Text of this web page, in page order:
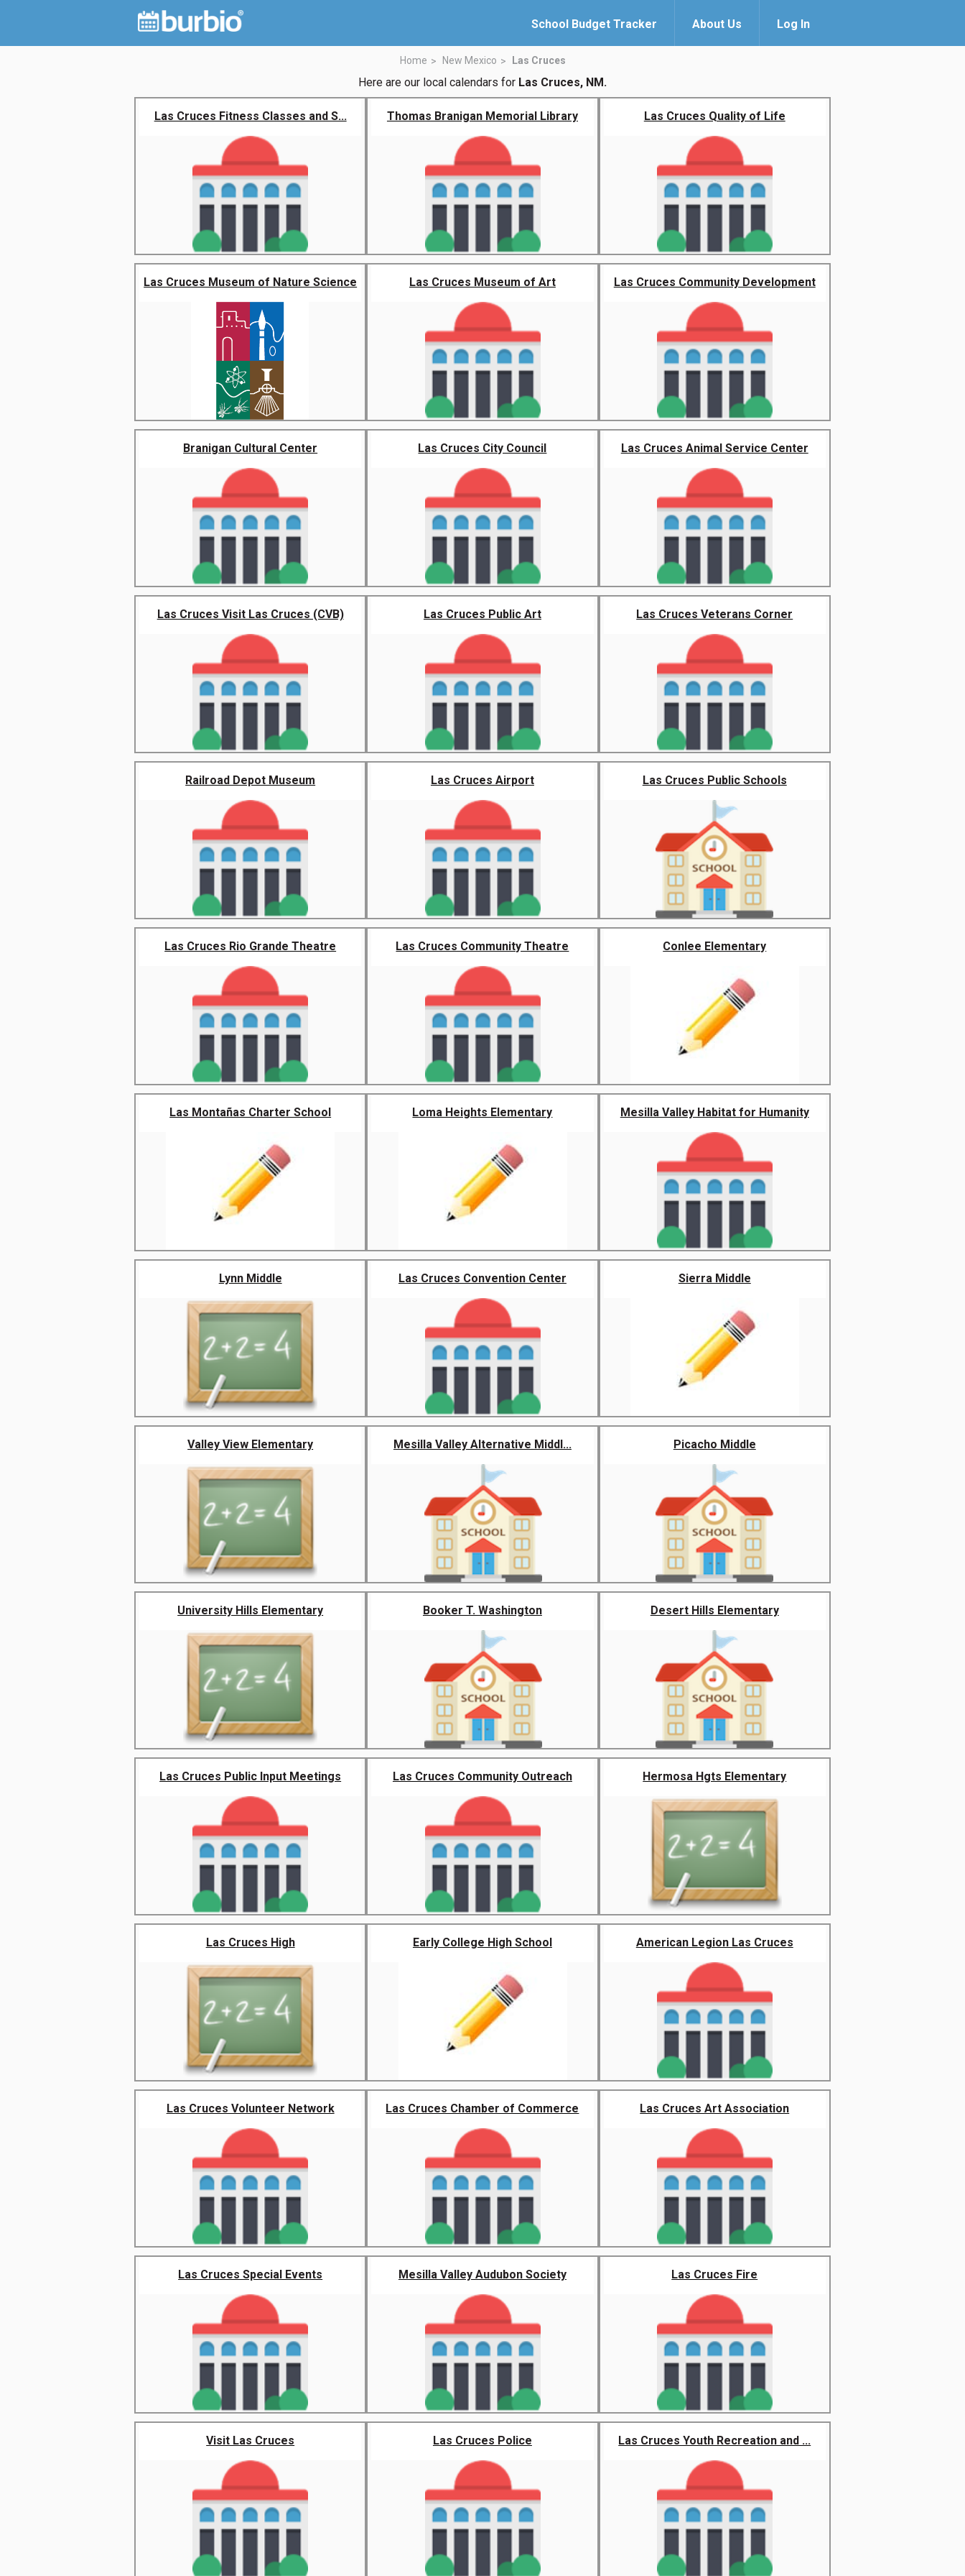
School Budget Tracker About Us Log In
Home New Mexico Las Cruces
Here are our local calendars for Las Cruces, NM.
Las Cruces Fitness Classes and S... Thomas Branigan Memorial Library Las Cruces Quality of Life
Las Cruces Museum of Nature Science Las Cruces Museum of Art Las Cruces Community Development
Branigan Cultural Center Las Cruces City Council Las Cruces Animal Service Center
Las Cruces Visit Las Cruces (CVB) Las Cruces Public Art Las Cruces Veterans Corner
Railroad Depot Museum Las Cruces Airport Las Cruces Public Schools
Las Cruces Rio Grande Theatre Las Cruces Community Theatre Conlee Elementary
Las Montañas Charter School Loma Heights Elementary Mesilla Valley Habitat for Humanity
Lynn Middle Las Cruces Convention Center Sierra Middle
Valley View Elementary Mesilla Valley Alternative Middl... Picacho Middle
University Hills Elementary Booker T. Washington Desert Hills Elementary
Las Cruces Public Input Meetings Las Cruces Community Outreach Hermosa Hgts Elementary
Las Cruces High Early College High School American Legion Las Cruces
Las Cruces Volunteer Network Las Cruces Chamber of Commerce Las Cruces Art Association
Las Cruces Special Events Mesilla Valley Audubon Society Las Cruces Fire
Visit Las Cruces Las Cruces Police Las Cruces Youth Recreation and ...